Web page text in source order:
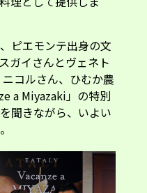
ピエモンテ出身の文
コルさん、ひむか農
a Miyazaki」の特別
聞きながら、いよい